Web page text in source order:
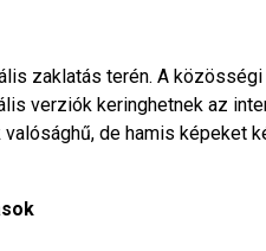
zaklatás terén. A
verziók keringhetnek az
de hamis képeket